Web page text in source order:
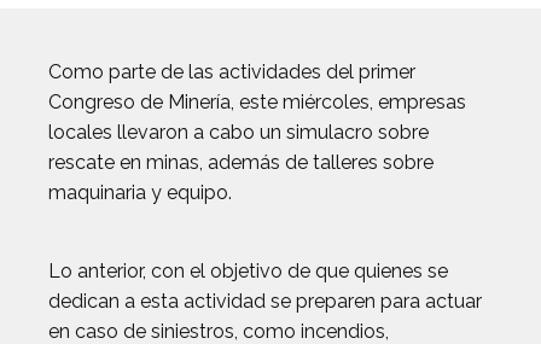
Como parte de las actividades del primer
Congreso de Minería, este miércoles, empresas
locales llevaron a cabo un simulacro sobre
rescate en minas, además de talleres sobre
maquinaria y equipo.
Lo anterior, con el objetivo de que quienes se
dedican a esta actividad se preparen para actuar
en caso de siniestros, como incendios,